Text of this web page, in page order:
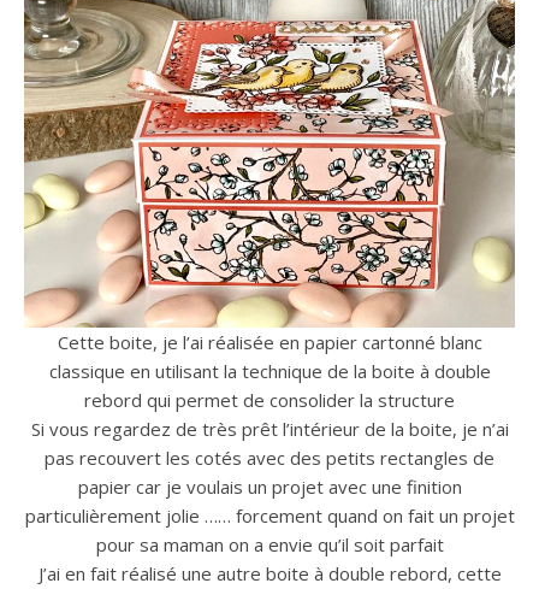
Cette boite, je l’ai réalisée en papier cartonné blanc
classique en utilisant la technique de la boite à double
rebord qui permet de consolider la structure
Si vous regardez de très prêt l’intérieur de la boite, je n’ai
pas recouvert les cotés avec des petits rectangles de
papier car je voulais un projet avec une finition
particulièrement jolie …… forcement quand on fait un projet
pour sa maman on a envie qu’il soit parfait
J’ai en fait réalisé une autre boite à double rebord, cette